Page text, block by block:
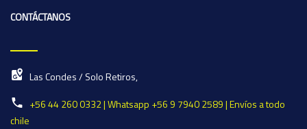
CONTÁCTANOS
Las Condes / Solo Retiros,
+56 44 260 0332 | Whatsapp +56 9 7940 2589 | Envíos a todo
chile